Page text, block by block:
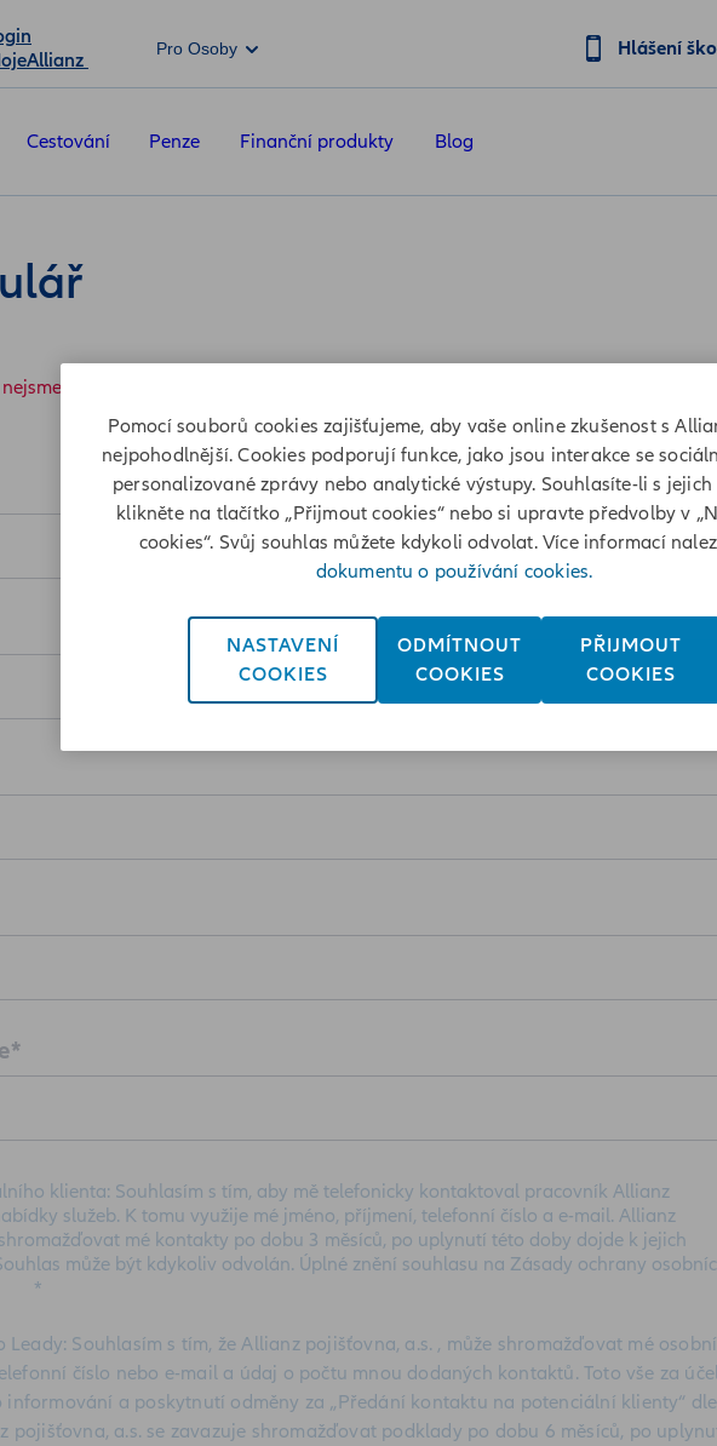
Pro Osoby Hlášení
Cestování Penze Finanční produkty Blog
schopni zpracovat Váš požadavek.
*
klienta: Souhlasím s tím, aby mě telefonicky kontaktoval pracovník Allianz
služeb. K tomu využije mé jméno, příjmení, telefonní číslo a e-mail. Allianz
mé kontakty po dobu 3 měsíců, po uplynutí této doby dojde k jejich
může být kdykoliv odvolán. Úplné znění souhlasu na Zásady ochrany
*
Souhlasím s tím, že Allianz pojišťovna, a.s. , může shromažďovat mé osobní
číslo nebo e-mail a údaj o počtu mnou dodaných kontaktů. Toto vše za
a poskytnutí odměny za „Předání kontaktu na potenciální klienty“ dle
pojišťovna, a.s. se zavazuje shromažďovat podklady po dobu 6 měsíců, po
Pomocí souborů cookies zajišťujeme, aby vaše online zkušenost s
nejpohodlnější. Cookies podporují funkce, jako jsou interakce se
personalizované zprávy nebo analytické výstupy. Souhlasíte-li s
klikněte na tlačítko „Přijmout cookies“ nebo si upravte předvolby v
cookies“. Svůj souhlas můžete kdykoli odvolat. Více informací
dokumentu o používání cookies.
NASTAVENÍ
COOKIES
ODMÍTNOUT
COOKIES
PŘIJMOUT
COOKIES